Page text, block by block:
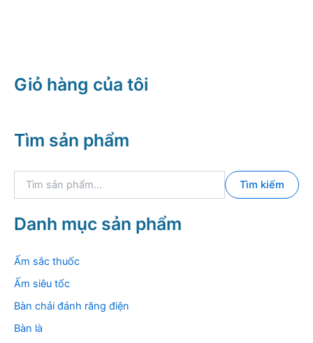
Giỏ hàng của tôi
Tìm sản phẩm
k
i
m
Tìm kiếm
Danh mục sản phẩm
Ấm sắc thuốc
Ấm siêu tốc
Bàn chải đánh răng điện
Bàn là